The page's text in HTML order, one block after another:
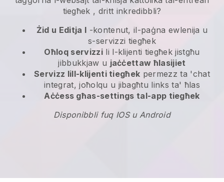
tiegħek , dritt inkredibbli?
Żid u Editja l -kontenut, il-paġna ewlenija u
s-servizzi tiegħek
Oħloq servizzili l-klijenti tiegħek jistgħu
jibbukkjaw u jaċċettaw ħlasijiet
Servizz lill-klijenti tiegħek permezz ta 'chat
integrat, joħolqu u jibagħtu links ta' ħlas
Aċċess għas-settings tal-app tiegħek
Disponibbli fuq IOS u Android